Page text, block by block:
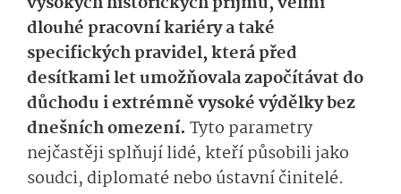
dlouhé pracovní kariéry a také
specifických pravidel, která před
desítkami let umožňovala započítávat do
důchodu i extrémně vysoké výdělky bez
dnešních omezení. Tyto parametry
nejčastěji splňují lidé, kteří působili jako
soudci, diplomaté nebo ústavní činitelé.